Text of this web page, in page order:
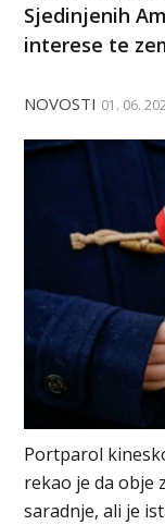
Sjedinjenih
interese te
NOVOSTI 01. 06.
Portparol
rekao je da obje
saradnje, ali je